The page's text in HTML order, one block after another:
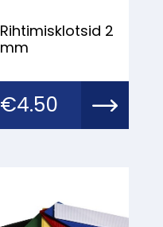
Rihtimisklotsid 2
mm
€4.50